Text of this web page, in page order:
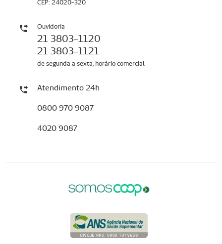
CEP: 24020-320
Ouvidoria
21 3803-1120
21 3803-1121
de segunda a sexta, horário comercial
Atendimento 24h
0800 970 9087
4020 9087